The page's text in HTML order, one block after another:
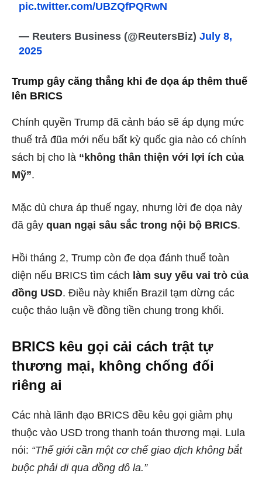
pic.twitter.com/UBZQfPQRwN
— Reuters Business (@ReutersBiz)July 8,
2025
Trump gây căng thẳng khi đe dọa áp thêm thuế
lên BRICS
Chính quyền Trump đã cảnh báo sẽ áp dụng mức
thuế trả đũa mới nếu bất kỳ quốc gia nào có chính
sách bị cho là “không thân thiện với lợi ích của
Mỹ”.
Mặc dù chưa áp thuế ngay, nhưng lời đe dọa này
đã gây quan ngại sâu sắc trong nội bộ BRICS.
Hồi tháng 2, Trump còn đe dọa đánh thuế toàn
diện nếu BRICS tìm cách làm suy yếu vai trò của
đồng USD. Điều này khiến Brazil tạm dừng các
cuộc thảo luận về đồng tiền chung trong khối.
BRICS kêu gọi cải cách trật tự
thương mại, không chống đối
riêng ai
Các nhà lãnh đạo BRICS đều kêu gọi giảm phụ
thuộc vào USD trong thanh toán thương mại. Lula
nói: “Thế giới cần một cơ chế giao dịch không bắt
buộc phải đi qua đồng đô la.”